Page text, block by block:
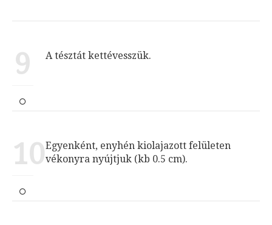
9 A tésztát kettévesszük.
10Egyenként, enyhén kiolajazott felületen
vékonyra nyújtjuk (kb 0.5 cm).